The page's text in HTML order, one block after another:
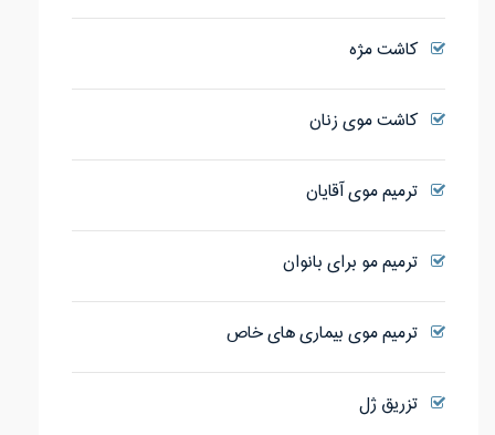
کاشت مژه
کاشت موی زنان
ترمیم موی آقایان
ترمیم مو برای بانوان
ترمیم موی بیماری های خاص
تزریق ژل